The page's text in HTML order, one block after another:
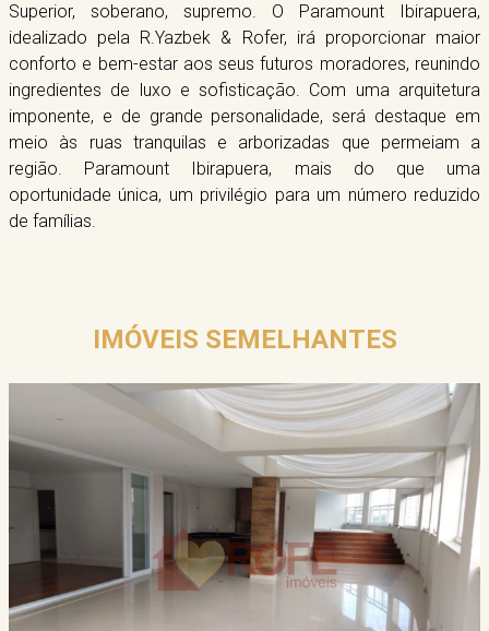
Superior, soberano, supremo. O Paramount Ibirapuera,
idealizado pela R.Yazbek & Rofer, irá proporcionar maior
conforto e bem-estar aos seus futuros moradores, reunindo
ingredientes de luxo e sofisticação. Com uma arquitetura
imponente, e de grande personalidade, será destaque em
meio às ruas tranquilas e arborizadas que permeiam a
região. Paramount Ibirapuera, mais do que uma
oportunidade única, um privilégio para um número reduzido
de famílias.
IMÓVEIS SEMELHANTES